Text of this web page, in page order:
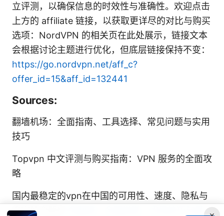
立评测，以确保信息的时效性与准确性。欢迎点击
上方的 affiliate 链接，以获取更详尽的对比与购买
选项：NordVPN 的相关页在此处展示，链接文本
会根据讨论主题进行优化，但底层链接保持不变：
https://go.nordvpn.net/aff_c?
offer_id=15&aff_id=132441
Sources:
翻墙机场：全面指南、工具选择、常见问题与实用
技巧
Topvpn 中文评测与购买指南：VPN 服务的全面攻
略
国内最稳定的vpn在中国的可用性、速度、隐私与
稳定性全解析